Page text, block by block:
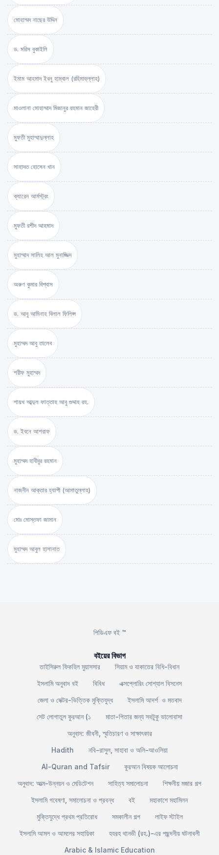
মোহাম্মদ নাছের উদ্দিন
ড. মরিস বুকাইলি
ইমাম আহমাদ ইবনু হাম্বাল (রহিমাহুল্লাহ)
মাওলানা মোহাম্মাদ মিজানুর রহমান জাহেরী
মুফতী মুহাম্মাদুল্লাহ
সাহাদত হোসেন খান
ক্যারেন আর্মস্ট্রং
মুফতী রশীদ আহমাদ
মুহাম্মাদ সালিহ আল মুনাজ্জিদ
অরুণ কুমার বিশ্বাস
ড. আবু আমিনাহ বিলাল ফিলিপ্স
মুহাম্মদ আবু তালেব
শরীফ মুহাম্মদ
শায়খ আব্দুল ফাত্তাহ আবু গুদ্দাহ রহ.
ড. ইবনে আশরাফ
মুহাম্মদ হাবীবুর রহমান
নাজনীন আক্তার হ্যাপী (আমাতুল্লাহ)
মোঃ মোস্তফা জামান
মুহাম্মদ আবুল হাসানাত
পিডিএফ বই ™
বইয়ের বিভাগ
তাইসিরুল ফিকহিল মুয়াসসার
সিয়াম ও যাকাতের বিধি-বিধান
ইসলামি অনুবাদ বই
বিবিধ
এক্সপ্লোরিং সোশ্যাল বিসনেস
জেলা ও সেক্টর-ভিত্তিক মুক্তিযুদ্ধ
ইসলামি আদর্শ ও মতবাদ
সেট লোগাতুল কুরআন (১
মাতা-পিতার জন্য সবটুকু ভালোবাসা
অনুবাদ: জীবনী, স্মৃতিচারণ ও সাক্ষাৎকার
Hadith
নবি-রাসুল, সাহাবা ও অলি-আওলিয়া
Al-Quran and Tafsir
কুরআন বিষয়ক আলোচনা
অনুবাদ: আত্ম-উন্নয়ন ও মেডিটেশন
সাহিত্য সমালোচনা
শিক্ষনীয় মজার গল্প
ইসলামি গবেষণা, সমালোচনা ও প্রবন্ধ
বই
মহাকাশে মহামিলন
মুক্তিযুদ্ধে প্রথম প্রতিরোধ
সমকালীন গল্প
লাইফ স্টাইল
ইসলামি আমল ও আমলের সহায়িকা
হযরহ থানভী (রহ.)-এর পছন্দনীয় ঘটনাবলী
Arabic & Islamic Education